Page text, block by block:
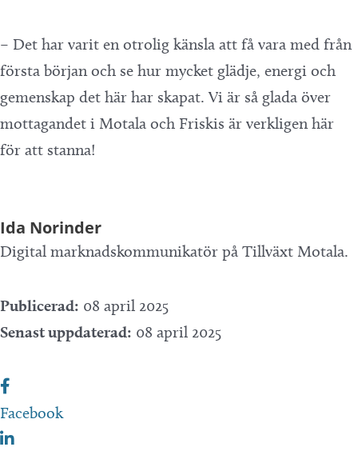
– Det har varit en otrolig känsla att få vara med från
första början och se hur mycket glädje, energi och
gemenskap det här har skapat. Vi är så glada över
mottagandet i Motala och Friskis är verkligen här
för att stanna!
Ida Norinder
Digital marknadskommunikatör på Tillväxt Motala.
Publicerad: 08 april 2025
Senast uppdaterad: 08 april 2025
Facebook